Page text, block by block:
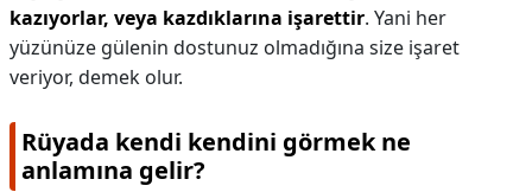
kazıyorlar, veya kazdıklarına işarettir. Yani her
yüzünüze gülenin dostunuz olmadığına size işaret
veriyor, demek olur.
Rüyada kendi kendini görmek ne
anlamına gelir?